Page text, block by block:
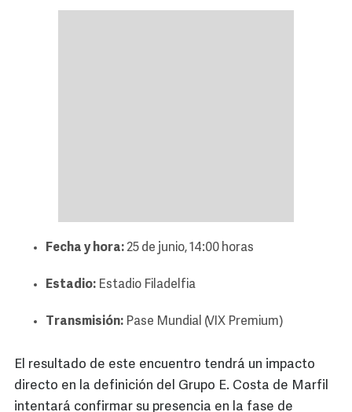
Fecha y hora: 25 de junio, 14:00 horas
Estadio: Estadio Filadelfia
Transmisión: Pase Mundial (VIX Premium)
El resultado de este encuentro tendrá un impacto
directo en la definición del Grupo E. Costa de Marfil
intentará confirmar su presencia en la fase de